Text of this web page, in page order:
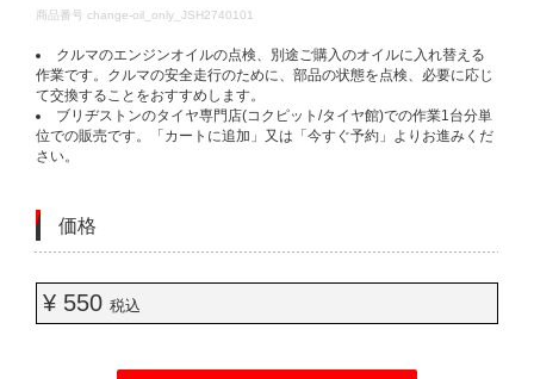
DETAILS
商品番号 change-oil_only_JSH2740101
クルマのエンジンオイルの点検、別途ご購入のオイルに入れ替える
作業です。クルマの安全走行のために、部品の状態を点検、必要に応じ
て交換することをおすすめします。
ブリヂストンのタイヤ専門店(コクピット/タイヤ館)での作業1台分単
位での販売です。「カートに追加」又は「今すぐ予約」よりお進みくだ
さい。
価格
¥ 550 税込